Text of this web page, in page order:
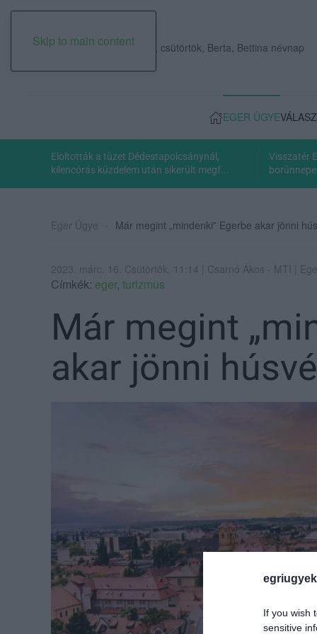
If you wish
sensitive
Skip to main content
2026. augusztus 06., csütörtök, Berta, Bettina névnap
EGER ÜGYE
Eloltották a tüzet Dédestapolcsánynál,
kilencórás küzdelem után sikerült megf...
Visszatér
Eger Ügye Már megint „mindenki” Egerbe akar jönni
2023. márc. 16. Csütörtök, 11:14 | Csarnó Ákos - MTI |
Címkék: eger, turizmus
Már megint
akar jönni